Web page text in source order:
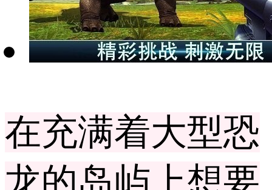
在充满着大型恐
龙的岛屿上想要